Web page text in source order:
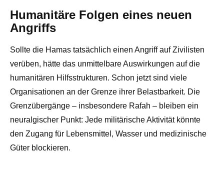
Humanitäre Folgen eines neuen
Angriffs
Sollte die Hamas tatsächlich einen Angriff auf Zivilisten
verüben, hätte das unmittelbare Auswirkungen auf die
humanitären Hilfsstrukturen. Schon jetzt sind viele
Organisationen an der Grenze ihrer Belastbarkeit. Die
Grenzübergänge – insbesondere Rafah – bleiben ein
neuralgischer Punkt: Jede militärische Aktivität könnte
den Zugang für Lebensmittel, Wasser und medizinische
Güter blockieren.